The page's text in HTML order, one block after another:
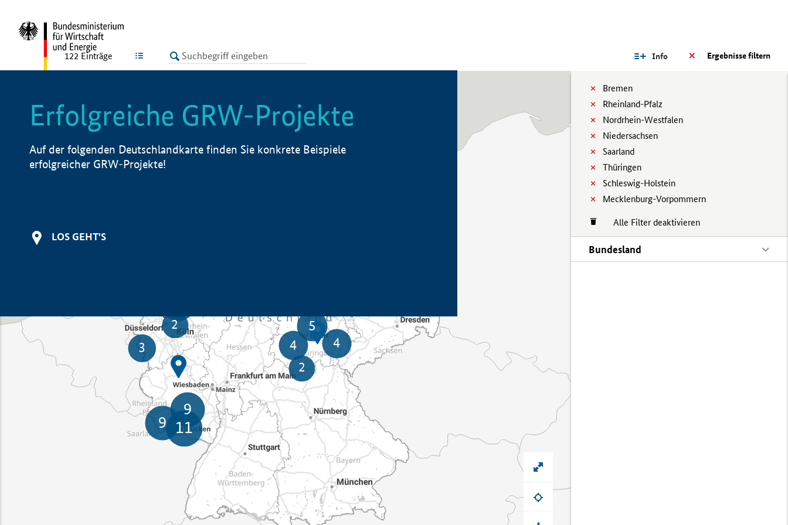
LISTE Ergebnisse filtern
Info
Bremen
Rheinland-Pfalz
Nordrhein-Westfalen
Niedersachsen
Saarland
Thüringen
Schleswig-Holstein
Mecklenburg-Vorpommern
Alle Filter deaktivieren
Bundesland
122 Einträge
Erfolgreiche GRW-Projekte
Auf der folgenden Deutschlandkarte finden Sie konkrete Beispiele
erfolgreicher GRW-Projekte!
LOS GEHT'S